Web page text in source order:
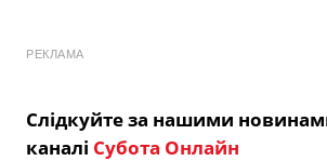
РЕКЛАМА
Слідкуйте за нашими
каналі Субота Онлайн